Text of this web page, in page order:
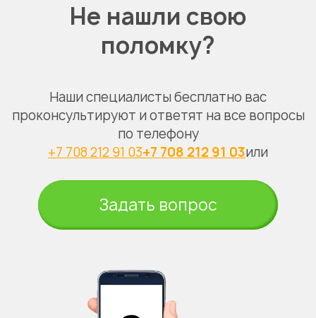
Не нашли свою
поломку?
Наши специалисты бесплатно вас
проконсультируют и ответят на все вопросы
по телефону
+7 708 212 91 03+7 708 212 91 03или
Задать вопрос